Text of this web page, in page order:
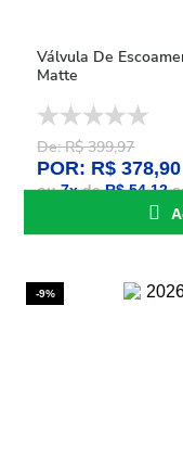
Válvula De
Matte
De: R$ 399,97
POR: R$ 378,90
ou7xdeR$ 54,12
-9%